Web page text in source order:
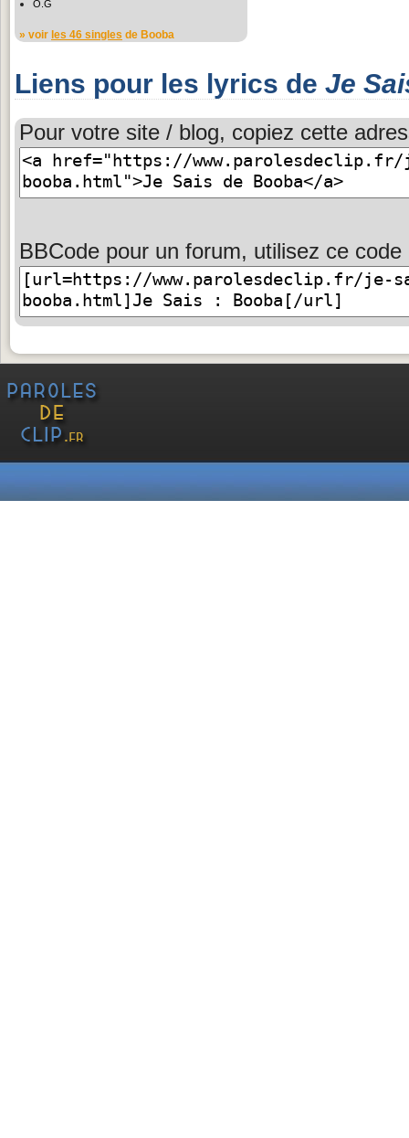
O.G
» voir les 46 singles de Booba
Liens pour les lyrics de Je
Pour votre site / blog, copiez cette
BBCode pour un forum, utilisez ce code